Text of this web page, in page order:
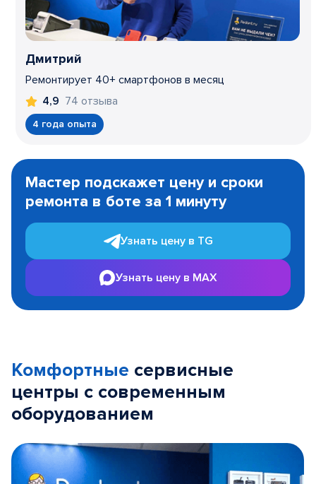
Дмитрий
Ремонтирует 40+ смартфонов в месяц
4,9 74 отзыва
4 года опыта
1
Мастер подскажет цену и сроки
ремонта в боте за 1 минуту
Узнать цену в TG
Узнать цену в MAX
Комфортные сервисные
центры с современным
оборудованием